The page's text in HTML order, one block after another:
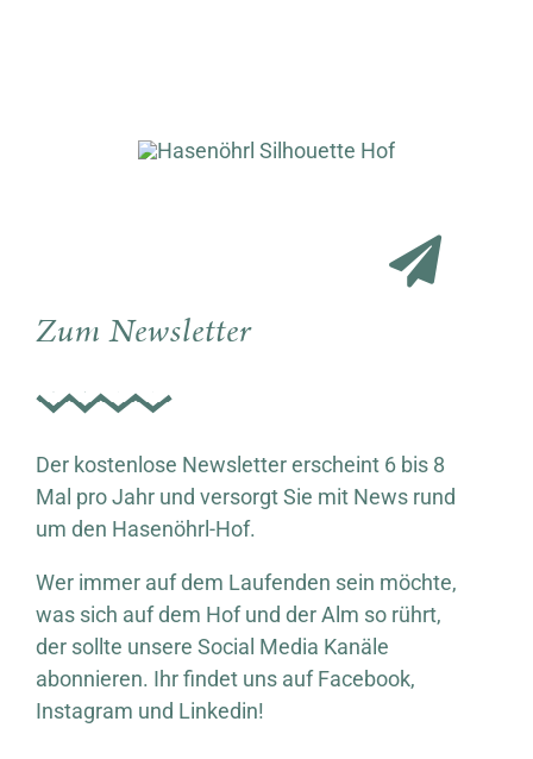
Zum Newsletter
Der kostenlose Newsletter erscheint 6 bis 8
Mal pro Jahr und versorgt Sie mit News rund
um den Hasenöhrl-Hof.
Wer immer auf dem Laufenden sein möchte,
was sich auf dem Hof und der Alm so rührt,
der sollte unsere Social Media Kanäle
abonnieren. Ihr findet uns auf Facebook,
Instagram und Linkedin!